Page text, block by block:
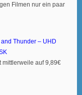
Filmen nur ein paar
Thunder – UHD
mittlerweile auf 9,89€